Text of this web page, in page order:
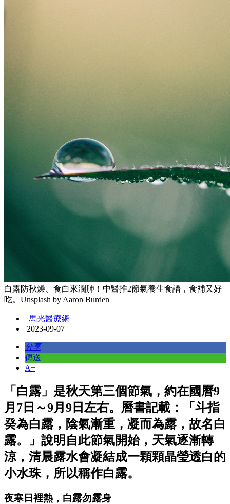
白露防秋燥、食白來潤肺！中醫推2節氣養生食譜，食補又好
吃。Unsplash by Aaron Burden
馬光醫療網
2023-09-07
分享
傳送
A+
「白露」是秋天第三個節氣，約在國曆9
月7日～9月9日左右。曆書記載：「斗指
癸為白露，陰氣漸重，凝而為露，故名白
露。」說明自此節氣開始，天氣逐漸轉
涼，清晨露水會凝結成一顆顆晶瑩透白的
小水珠，所以稱作白露。
夜寒日裡熱，白露勿露身